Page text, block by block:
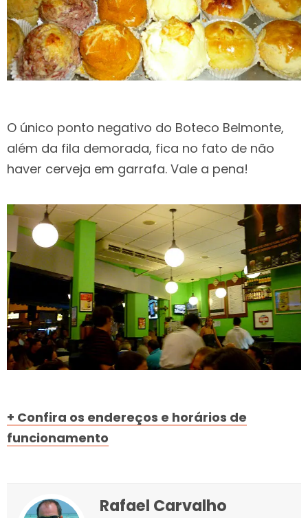
O único ponto negativo do Boteco Belmonte,
além da fila demorada, fica no fato de não
haver cerveja em garrafa. Vale a pena!
+ Confira os endereços e horários de
funcionamento
Rafael Carvalho